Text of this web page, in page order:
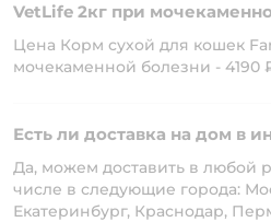
VetLife 2кг при
Цена Корм сухой для кошек
мочекаменной болезни - 4190
Есть ли доставка на дом в
Да, можем доставить в любой
числе в следующие города:
Екатеринбург, Краснодар,